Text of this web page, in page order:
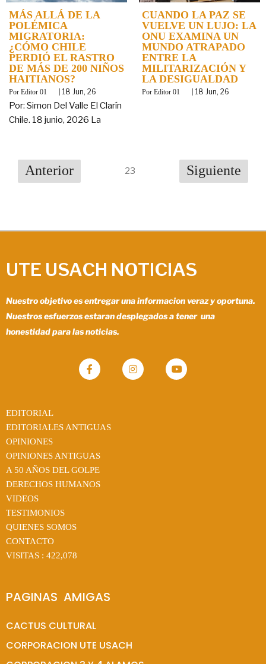
MÁS ALLÁ DE LA
POLÉMICA
MIGRATORIA:
¿CÓMO CHILE
PERDIÓ EL RASTRO
DE MÁS DE 200 NIÑOS
HAITIANOS?
By Editor 01 | 18 Jun, 26
Por: Simon Del Valle El Clarín
Chile. 18 junio, 2026 La
CUANDO LA PAZ SE
VUELVE UN LUJO: LA
ONU EXAMINA UN
MUNDO ATRAPADO
ENTRE LA
MILITARIZACIÓN Y
LA DESIGUALDAD
By Editor 01 | 18 Jun, 26
Anterior 23 Siguiente
UTE USACH NOTICIAS
Nuestro objetivo es entregar una informacion veraz y oportuna.
Nuestros esfuerzos estaran desplegados a tener una
honestidad para las noticias.
EDITORIAL
EDITORIALES ANTIGUAS
OPINIONES
OPINIONES ANTIGUAS
A 50 AÑOS DEL GOLPE
DERECHOS HUMANOS
VIDEOS
TESTIMONIOS
QUIENES SOMOS
CONTACTO
VISITAS : 422,078
PAGINAS  AMIGAS
CACTUS CULTURAL
CORPORACION UTE USACH